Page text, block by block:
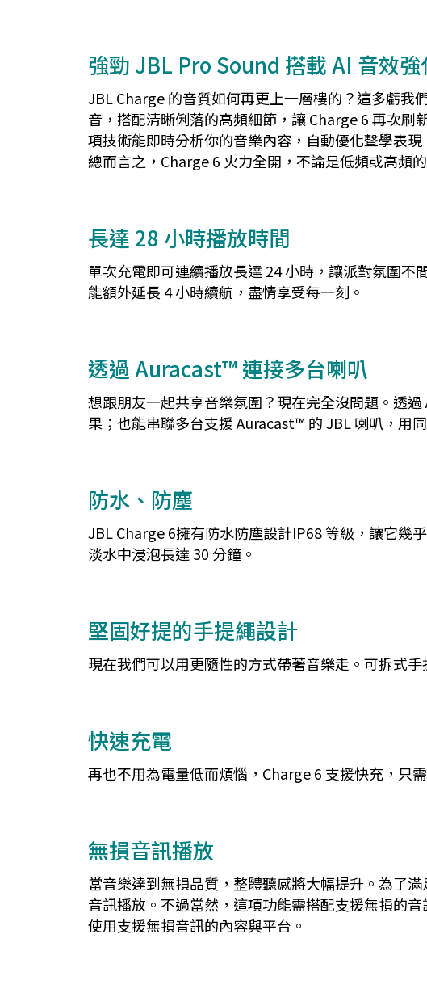
強勁 JBL Pro Sound 搭載 AI 音效
JBL Charge 的音質如何再更上一層樓的？這多虧我
音，搭配清晰俐落的高頻細節，讓 Charge 6 再次
項技術能即時分析你的音樂內容，自動優化聲學表
總而言之，Charge 6 火力全開，不論是低頻或高頻
長達 28 小時播放時間
單次充電即可連續播放長達 24 小時，讓派對氛圍
能額外延長 4 小時續航，盡情享受每一刻。
透過 Auracast™ 連接多台喇叭
想跟朋友一起共享音樂氛圍？現在完全沒問題。透
果；也能串聯多台支援 Auracast™ 的 JBL 喇叭，用
防水、防塵
JBL Charge 6擁有防水防塵設計IP68 等級，讓它幾
淡水中浸泡長達 30 分鐘。
堅固好提的手提繩設計
現在我們可以用更隨性的方式帶著音樂走。可拆式
快速充電
再也不用為電量低而煩惱，Charge 6 支援快充，只
無損音訊播放
當音樂達到無損品質，整體聽感將大幅提升。為了
音訊播放。不過當然，這項功能需搭配支援無損的
使用支援無損音訊的內容與平台。